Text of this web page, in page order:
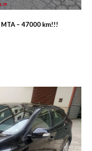
– 47000 km!!!